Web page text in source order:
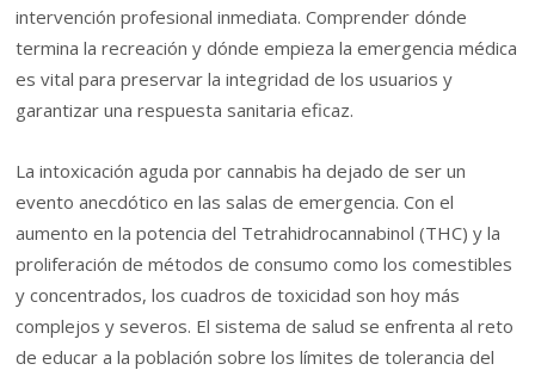
intervención profesional inmediata. Comprender dónde
termina la recreación y dónde empieza la emergencia médica
es vital para preservar la integridad de los usuarios y
garantizar una respuesta sanitaria eficaz.
La intoxicación aguda por cannabis ha dejado de ser un
evento anecdótico en las salas de emergencia. Con el
aumento en la potencia del Tetrahidrocannabinol (THC) y la
proliferación de métodos de consumo como los comestibles
y concentrados, los cuadros de toxicidad son hoy más
complejos y severos. El sistema de salud se enfrenta al reto
de educar a la población sobre los límites de tolerancia del